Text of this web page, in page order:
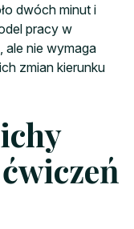
dwóch minut i
pracy w
ale nie wymaga
zmian kierunku